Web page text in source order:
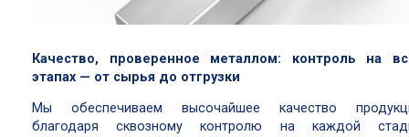
Качество, проверенное металлом: контроль на
этапах — от сырья до отгрузки
Мы обеспечиваем высочайшее качество
благодаря сквозному контролю на каждой